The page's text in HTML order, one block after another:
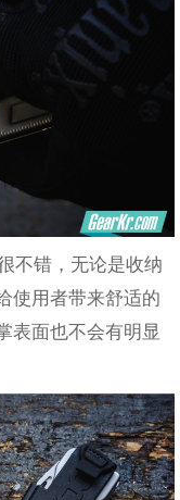
不错，无论是收纳
使用者带来舒适的
表面也不会有明显